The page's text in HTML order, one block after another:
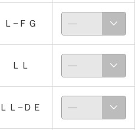
Ｌ−ＦＧ
ＬＬ
ＬＬ−ＤＥ